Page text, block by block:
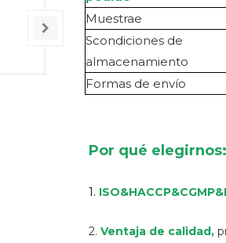
Muestrae
Scondiciones de
almacenamiento
Formas de envío
Por qué elegirnos:
1.
2. Ventaja de calidad ,